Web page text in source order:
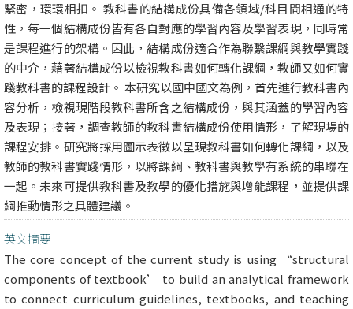
緊密，環環相扣。 教科書的結構成份具備各領域/科目間相通的特
性，每一個結構成份皆有各自對應的學習內容及學習表現，同時常
是課程進行的架構。因此，結構成份適合作為聯繫課綱與教學實踐
的中介，藉著結構成份以檢視教科書如何轉化課綱，教師又如何實
踐教科書的課程設計。 本研究以國中國文為例，首先進行教科書內
容分析，檢視現階段教科書所含之結構成份，與其涵蓋的學習內容
及表現；接著，調查教師的教科書結構成份使用情形，了解現場的
課程安排。研究將採用圖示表徵以呈現教科書如何轉化課綱，以及
教師的教科書實踐情形，以將課綱、教科書與教學有系統的串聯在
一起。未來可提供教科書及教學的優化措施與增能課程，並提供課
綱推動情形之具體建議。
英文摘要
The core concept of the current study is using “structural
components of textbook’ to build an analytical framework
to connect curriculum guidelines, textbooks, and teaching